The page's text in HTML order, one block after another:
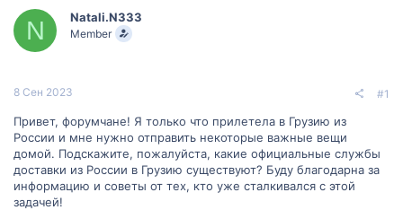
т
м
ы
ч
а
N Natali.N333
Member
8 Сен 2023 #1
Привет, форумчане! Я только что прилетела в Грузию из
России и мне нужно отправить некоторые важные вещи
домой. Подскажите, пожалуйста, какие официальные службы
доставки из России в Грузию существуют? Буду благодарна за
информацию и советы от тех, кто уже сталкивался с этой
задачей!